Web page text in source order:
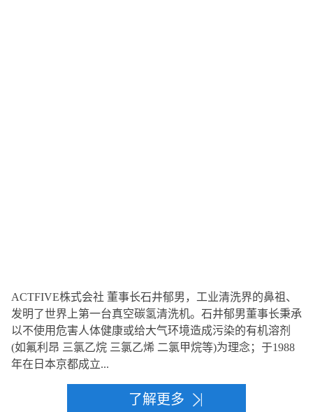
ACTFIVE株式会社 董事长石井郁男，工业清洗界的鼻祖、
发明了世界上第一台真空碳氢清洗机。石井郁男董事长秉承
以不使用危害人体健康或给大气环境造成污染的有机溶剂
(如氟利昂 三氯乙烷 三氯乙烯 二氯甲烷等)为理念；于1988
年在日本京都成立...
了解更多